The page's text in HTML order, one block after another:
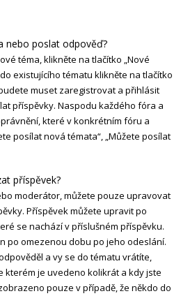
nebo poslat odpověď?
téma, klikněte na tlačítko „Nové
existujícího tématu klikněte na tlačítko
budete muset zaregistrovat a přihlásit
příspěvky. Naspodu každého fóra a
které v konkrétním fóru a
posílat nová témata“, „Můžete posílat
příspěvek?
moderátor, můžete pouze upravovat
Příspěvek můžete upravit po
se nachází v příslušném příspěvku.
po omezenou dobu po jeho odeslání.
a vy se do tématu vrátíte,
kterém je uvedeno kolikrát a kdy jste
pouze v případě, že někdo do